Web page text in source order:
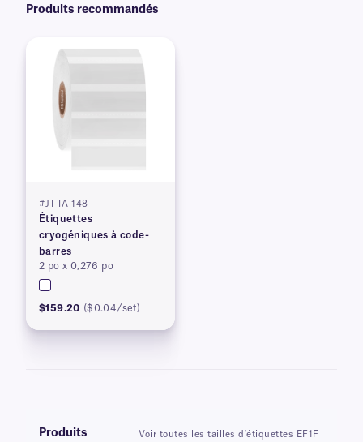
Produits recommandés
#JTTA-148
Étiquettes
cryogéniques à code-
barres
2 po x 0,276 po
$159.20 ($0.04/set)
Produits
Voir toutes les tailles d'étiquettes EF1F